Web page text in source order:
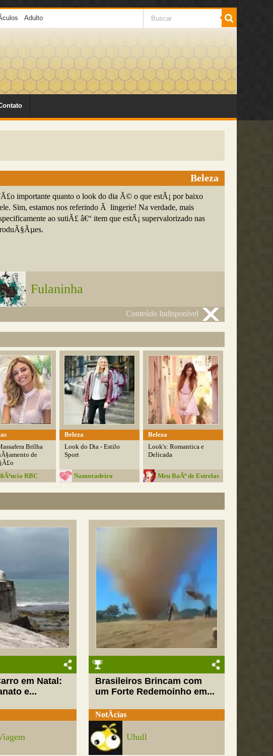
Adulto
Beleza
importante quanto o look do dia Ã© o que estÃ¡ por baixo
Sim, estamos nos referindo Ã lingerie! Na verdade, mais
ao sutiÃ£ â€“ item que estÃ¡ supervalorizado nas
Fulaninha
Conteúdo Indisponível
Brilha
de
RBC
Beleza
Look do Dia - Estilo
Sport
Namoradeira
Beleza
Look's: Romantica e
Delicada
Meu BaÃº de Estrelas
em Natal:
e...
Brasileiros Brincam com
um Forte Redemoinho em...
NotÃ­cias
Uhull